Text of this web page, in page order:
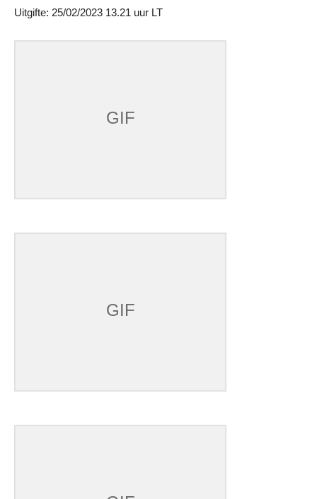
Uitgifte: 25/02/2023 13.21 uur LT